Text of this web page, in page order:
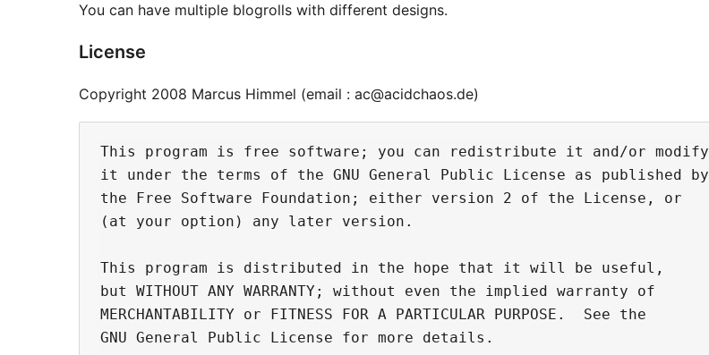
You can have multiple blogrolls with different designs.
License
Copyright 2008 Marcus Himmel (email : ac@acidchaos.de)
This program is free software; you can redistribute it and/or modify
it under the terms of the GNU General Public License as published by
the Free Software Foundation; either version 2 of the License, or
(at your option) any later version.
This program is distributed in the hope that it will be useful,
but WITHOUT ANY WARRANTY; without even the implied warranty of
MERCHANTABILITY or FITNESS FOR A PARTICULAR PURPOSE.  See the
GNU General Public License for more details.